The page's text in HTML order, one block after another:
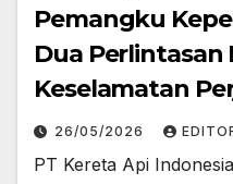
Pemangku
Dua Perlintasan
Keselamatan
26/05/2026
PT Kereta Api